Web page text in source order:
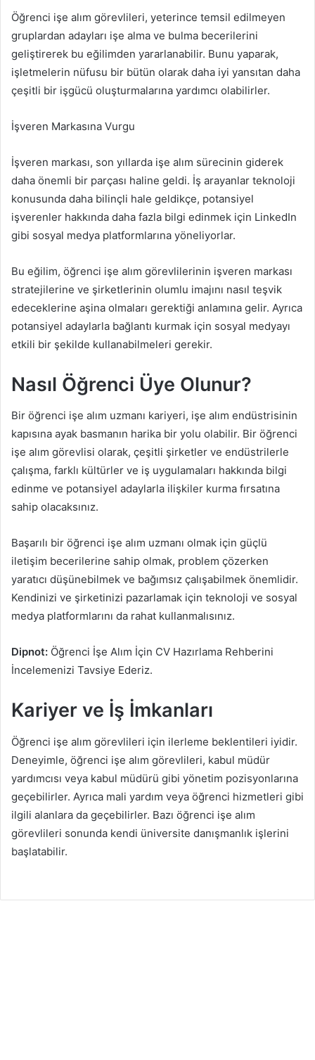
Öğrenci işe alım görevlileri, yeterince temsil edilmeyen
gruplardan adayları işe alma ve bulma becerilerini
geliştirerek bu eğilimden yararlanabilir. Bunu yaparak,
işletmelerin nüfusu bir bütün olarak daha iyi yansıtan daha
çeşitli bir işgücü oluşturmalarına yardımcı olabilirler.
İşveren Markasına Vurgu
İşveren markası, son yıllarda işe alım sürecinin giderek
daha önemli bir parçası haline geldi. İş arayanlar teknoloji
konusunda daha bilinçli hale geldikçe, potansiyel
işverenler hakkında daha fazla bilgi edinmek için LinkedIn
gibi sosyal medya platformlarına yöneliyorlar.
Bu eğilim, öğrenci işe alım görevlilerinin işveren markası
stratejilerine ve şirketlerinin olumlu imajını nasıl teşvik
edeceklerine aşina olmaları gerektiği anlamına gelir. Ayrıca
potansiyel adaylarla bağlantı kurmak için sosyal medyayı
etkili bir şekilde kullanabilmeleri gerekir.
Nasıl Öğrenci Üye Olunur?
Bir öğrenci işe alım uzmanı kariyeri, işe alım endüstrisinin
kapısına ayak basmanın harika bir yolu olabilir. Bir öğrenci
işe alım görevlisi olarak, çeşitli şirketler ve endüstrilerle
çalışma, farklı kültürler ve iş uygulamaları hakkında bilgi
edinme ve potansiyel adaylarla ilişkiler kurma fırsatına
sahip olacaksınız.
Başarılı bir öğrenci işe alım uzmanı olmak için güçlü
iletişim becerilerine sahip olmak, problem çözerken
yaratıcı düşünebilmek ve bağımsız çalışabilmek önemlidir.
Kendinizi ve şirketinizi pazarlamak için teknoloji ve sosyal
medya platformlarını da rahat kullanmalısınız.
Dipnot: Öğrenci İşe Alım İçin CV Hazırlama Rehberini
İncelemenizi Tavsiye Ederiz.
Kariyer ve İş İmkanları
Öğrenci işe alım görevlileri için ilerleme beklentileri iyidir.
Deneyimle, öğrenci işe alım görevlileri, kabul müdür
yardımcısı veya kabul müdürü gibi yönetim pozisyonlarına
geçebilirler. Ayrıca mali yardım veya öğrenci hizmetleri gibi
ilgili alanlara da geçebilirler. Bazı öğrenci işe alım
görevlileri sonunda kendi üniversite danışmanlık işlerini
başlatabilir.